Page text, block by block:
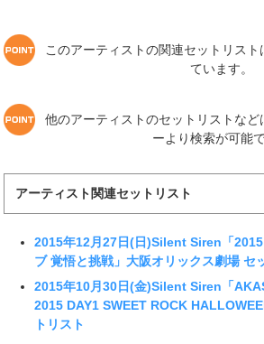
このアーティストの関連セットリス
ています。
他のアーティストのセットリストな
ーより検索が可能で
アーティスト関連セットリスト
2015年12月27日(日)Silent Siren「
ブ 覚悟と挑戦」大阪オリックス劇場 セ
2015年10月30日(金)Silent Siren「
2015 DAY1 SWEET ROCK
トリスト